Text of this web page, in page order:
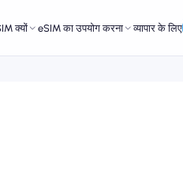
क्यों eSIM का उपयोग करना व्यापार के लिए